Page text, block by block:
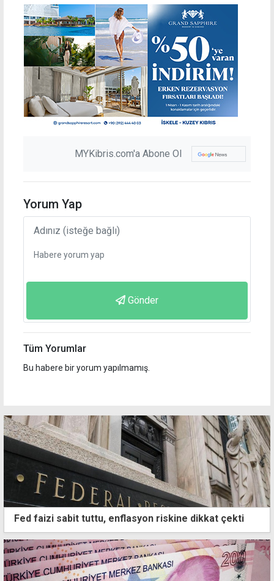
MYKibris.com'a Abone Ol
Yorum Yap
Gönder
Tüm Yorumlar
Bu habere bir yorum yapılmamış.
Fed faizi sabit tuttu, enflasyon riskine dikkat çekti